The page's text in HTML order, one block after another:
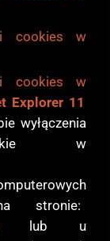
cookies w
cookies w
Explorer 11
wyłączenia
w
stronie:
lub u